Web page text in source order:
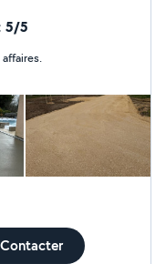
travaux publics.
5/5
Contacter